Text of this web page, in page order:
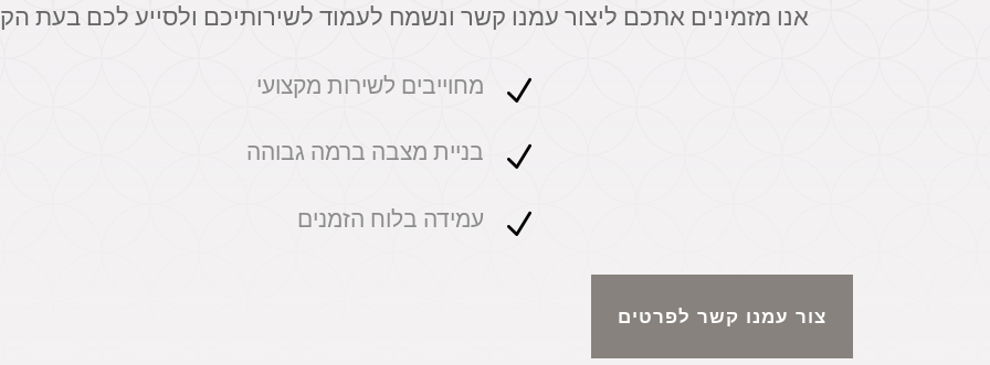
אנו מזמינים אתכם ליצור עמנו קשר ונשמח לעמוד לשירותיכם ולסייע לכם בעת
N מחוייבים לשירות מקצועי
N בניית מצבה ברמה גבוהה
N עמידה בלוח הזמנים
צור עמנו קשר לפרטים